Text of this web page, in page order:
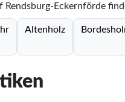
Rendsburg-Eckernförde
Altenholz